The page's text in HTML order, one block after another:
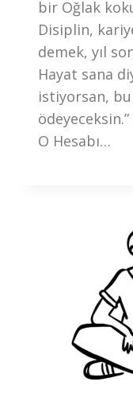
bir Oğlak
Disiplin,
demek, yıl
Hayat sana
istiyorsan, bu
ödeyeceksin.”
O Hesabı…